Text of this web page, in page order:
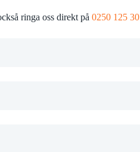
ringa oss direkt på 0250 125 30